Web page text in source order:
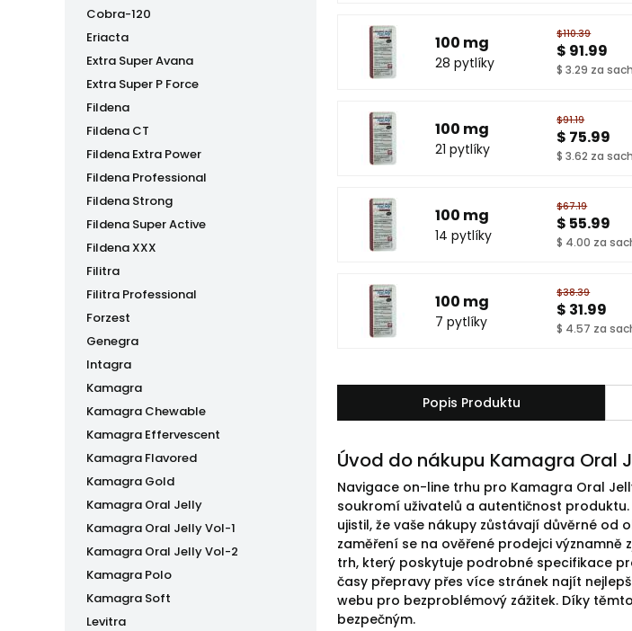
Cobra-120
Eriacta
Extra Super Avana
Extra Super P Force
Fildena
Fildena CT
Fildena Extra Power
Fildena Professional
Fildena Strong
Fildena Super Active
Fildena XXX
Filitra
Filitra Professional
Forzest
Genegra
Intagra
Kamagra
Kamagra Chewable
Kamagra Effervescent
Kamagra Flavored
Kamagra Gold
Kamagra Oral Jelly
Kamagra Oral Jelly Vol-1
Kamagra Oral Jelly Vol-2
Kamagra Polo
Kamagra Soft
Levitra
100 mg
28 pytlíky
$110.39
$ 91.99
$ 3.29 za
100 mg
21 pytlíky
$91.19
$ 75.99
$ 3.62 za
100 mg
14 pytlíky
$67.19
$ 55.99
$ 4.00 za
100 mg
7 pytlíky
$38.39
$ 31.99
$ 4.57 za
Popis Produktu
Úvod do nákupu Kamagra Oral
Navigace on-line trhu pro Kamagra Oral
soukromí uživatelů a autentičnost
ujistil, že vaše nákupy zůstávají důvěrné od
zaměření se na ověřené prodejci
trh, který poskytuje podrobné specifikace
časy přepravy přes více stránek najít
webu pro bezproblémový zážitek. Díky
bezpečným.